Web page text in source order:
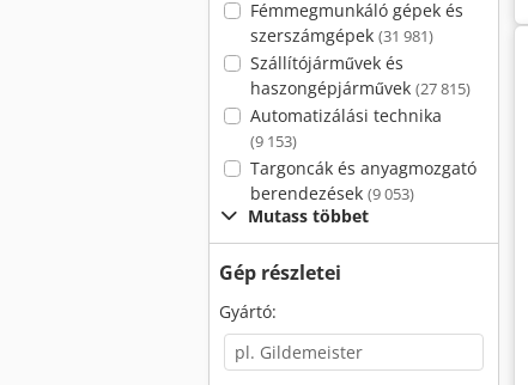
Fémmegmunkáló gépek és
szerszámgépek (31 981)
Szállítójárművek és
haszongépjárművek (27 815)
Automatizálási technika
(9 153)
Targoncák és anyagmozgató
berendezések (9 053)
Mutass többet
Gép részletei
Gyártó: